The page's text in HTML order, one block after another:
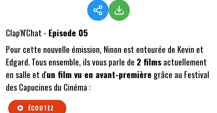
Clap'N'Chat - Episode 05
Pour cette nouvelle émission, Ninon est entourée de Kevin et
Edgard. Tous ensemble, ils vous parle de 2 filmsactuellement
en salle et d'un film vu en avant-première grâce au Festival
des Capucines du Cinéma :
ÉCOUTEZ